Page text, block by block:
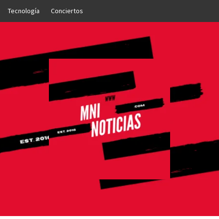
Tecnología Conciertos